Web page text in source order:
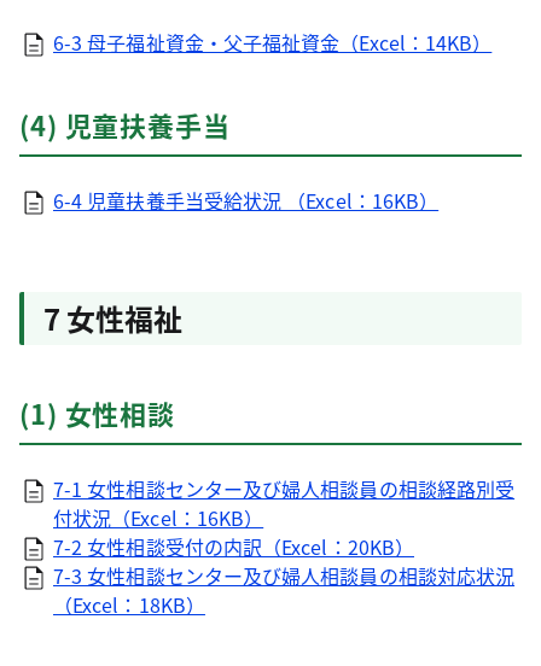
6-3 母子福祉資金・父子福祉資金（Excel：14KB）
(4) 児童扶養手当
6-4 児童扶養手当受給状況 （Excel：16KB）
7 女性福祉
(1) 女性相談
7-1 女性相談センター及び婦人相談員の相談経路別受
付状況（Excel：16KB）
7-2 女性相談受付の内訳（Excel：20KB）
7-3 女性相談センター及び婦人相談員の相談対応状況
（Excel：18KB）